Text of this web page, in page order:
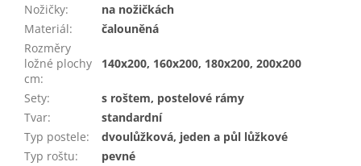
Nožičky:
na nožičkách
Materiál:
čalouněná
Rozměry
ložné plochy
cm:
140x200, 160x200, 180x200, 200x200
Sety:
s roštem, postelové rámy
Tvar:
standardní
Typ postele:
dvoulůžková, jeden a půl lůžkové
Typ roštu:
pevné